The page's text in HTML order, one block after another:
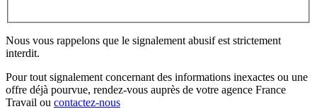
Nous vous rappelons que le signalement abusif est strictement
interdit.
Pour tout signalement concernant des informations inexactes ou une
offre déjà pourvue, rendez-vous auprès de votre agence France
Travail ou contactez-nous